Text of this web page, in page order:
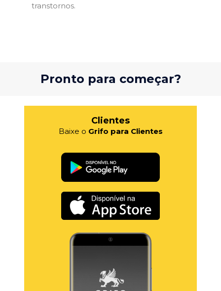
transtornos.
Pronto para começar?
Clientes
Baixe o Grifo para Clientes